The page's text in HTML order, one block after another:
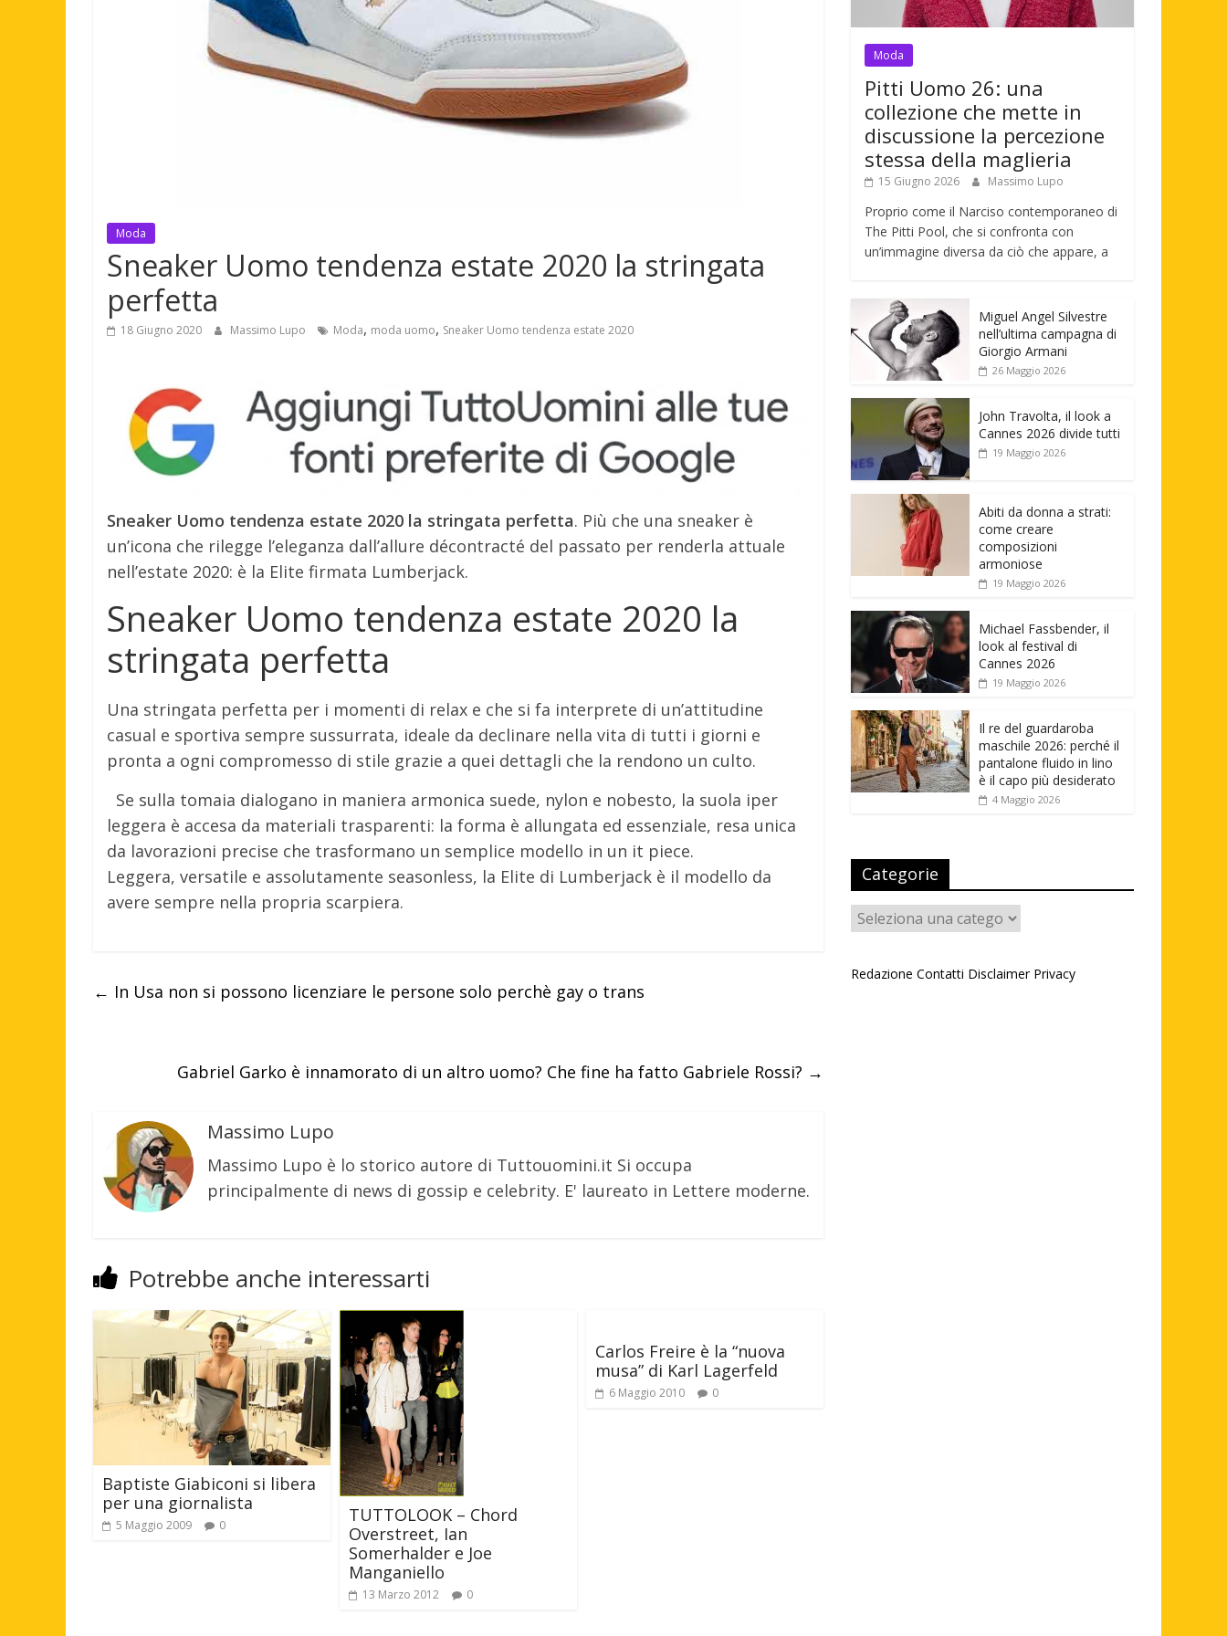
Moda
Sneaker Uomo tendenza estate 2020 la stringata
perfetta
18 Giugno 2020 Massimo Lupo Moda, moda uomo, Sneaker Uomo tendenza estate 2020
Sneaker Uomo tendenza estate 2020 la stringata perfetta. Più che una sneaker è
un’icona che rilegge l’eleganza dall’allure décontracté del passato per renderla attuale
nell’estate 2020: è la Elite firmata Lumberjack.
Sneaker Uomo tendenza estate 2020 la
stringata perfetta
Una stringata perfetta per i momenti di relax e che si fa interprete di un’attitudine
casual e sportiva sempre sussurrata, ideale da declinare nella vita di tutti i giorni e
pronta a ogni compromesso di stile grazie a quei dettagli che la rendono un culto.
Se sulla tomaia dialogano in maniera armonica suede, nylon e nobesto, la suola iper
leggera è accesa da materiali trasparenti: la forma è allungata ed essenziale, resa unica
da lavorazioni precise che trasformano un semplice modello in un it piece.
Leggera, versatile e assolutamente seasonless, la Elite di Lumberjack è il modello da
avere sempre nella propria scarpiera.
← In Usa non si possono licenziare le persone solo perchè gay o trans
Gabriel Garko è innamorato di un altro uomo? Che fine ha fatto Gabriele Rossi? →
Massimo Lupo
Massimo Lupo è lo storico autore di Tuttouomini.it Si occupa
principalmente di news di gossip e celebrity. E' laureato in Lettere moderne.
Potrebbe anche interessarti
Baptiste Giabiconi si libera
per una giornalista
5 Maggio 2009 0
TUTTOLOOK – Chord
Overstreet, Ian
Somerhalder e Joe
Manganiello
13 Marzo 2012 0
Carlos Freire è la “nuova
musa” di Karl Lagerfeld
6 Maggio 2010 0
Moda
Pitti Uomo 26: una
collezione che mette in
discussione la percezione
stessa della maglieria
15 Giugno 2026 Massimo Lupo
Proprio come il Narciso contemporaneo di
The Pitti Pool, che si confronta con
un’immagine diversa da ciò che appare, a
Miguel Angel Silvestre
nell’ultima campagna di
Giorgio Armani
26 Maggio 2026
John Travolta, il look a
Cannes 2026 divide tutti
19 Maggio 2026
Abiti da donna a strati:
come creare
composizioni
armoniose
19 Maggio 2026
Michael Fassbender, il
look al festival di
Cannes 2026
19 Maggio 2026
Il re del guardaroba
maschile 2026: perché il
pantalone fluido in lino
è il capo più desiderato
4 Maggio 2026
Categorie
Categorie
Redazione Contatti Disclaimer Privacy